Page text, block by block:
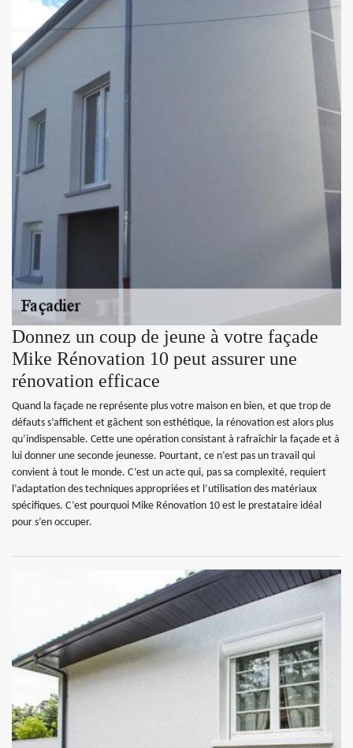
Donnez un coup de jeune à votre façade
Mike Rénovation 10 peut assurer une
rénovation efficace
Quand la façade ne représente plus votre maison en bien, et que trop de
défauts s’affichent et gâchent son esthétique, la rénovation est alors plus
qu’indispensable. Cette une opération consistant à rafraîchir la façade et à
lui donner une seconde jeunesse. Pourtant, ce n’est pas un travail qui
convient à tout le monde. C’est un acte qui, pas sa complexité, requiert
l’adaptation des techniques appropriées et l’utilisation des matériaux
spécifiques. C’est pourquoi Mike Rénovation 10 est le prestataire idéal
pour s’en occuper.